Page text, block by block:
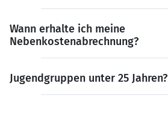
Wann erhalte ich meine
Nebenkostenabrechnung?
Jugendgruppen unter 25 Jahren?